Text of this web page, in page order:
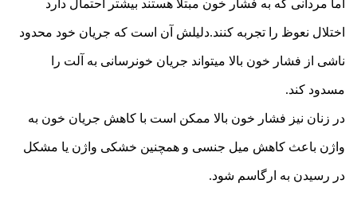
اما مردانی که به فشار خون مبتلا هستند بیشتر احتمال دارد
اختلال نعوظ را تجربه کنند.دلیلش آن است که جریان خود محدود
ناشی از فشار خون بالا میتواند جریان خونرسانی به آلت را
مسدود کند.
در زنان نیز فشار خون بالا ممکن است با کاهش جریان خون به
واژن باعث کاهش میل جنسی و همچنین خشکی واژن یا مشکل
در رسیدن به ارگاسم شود.